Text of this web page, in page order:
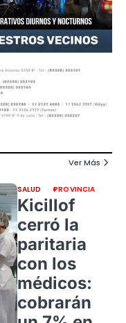
Ver Más
SALUD PROVINCIA
Kicillof
cerró la
paritaria
con los
médicos:
cobrarán